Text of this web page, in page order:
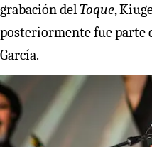
grabación delToque,
posteriormente fue parte
García.